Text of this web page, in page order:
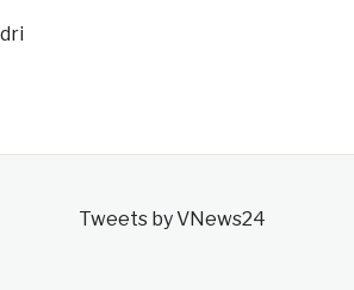
Tweets by VNews24